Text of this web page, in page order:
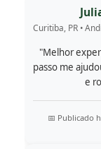
Curitiba, PR •
"Melhor
passo me
e
📅 Publicado